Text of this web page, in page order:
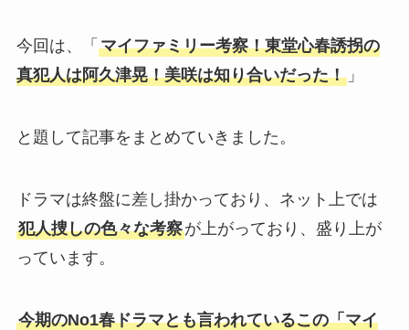
今回は、「 マイファミリー考察！東堂心春誘拐の
真犯人は阿久津晃！美咲は知り合いだった！」
と題して記事をまとめていきました。
ドラマは終盤に差し掛かっており、ネット上では
犯人捜しの色々な考察が上がっており、盛り上が
っています。
今期のNo1春ドラマとも言われているこの「マイ